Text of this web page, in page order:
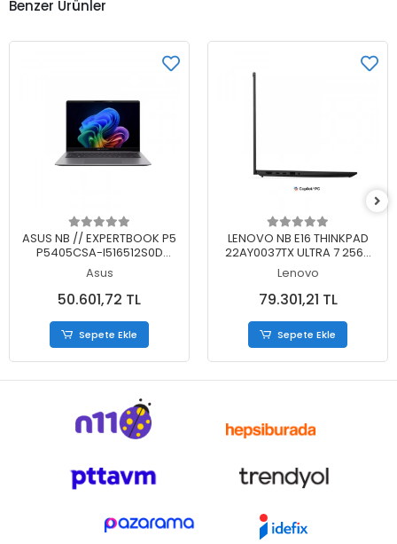
Benzer Ürünler
Sepete Ekle
ASUS NB // EXPERTBOOK P5
P5405CSA-I516512S0D
ULTRA 5 226V 16GB 512SSD
DOS 14
Asus
50.601,72 TL
Sepete Ekle
Sepete Ekle
LENOVO NB E16 THINKPAD
22AY0037TX ULTRA 7 256V
16GB 512SSD O/B 16 DOS
Lenovo
79.301,21 TL
Sepete Ekle